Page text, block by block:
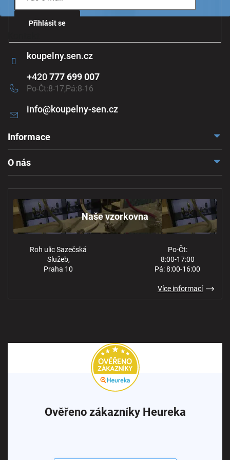
p
u
Kontakt
info@koupelny-sen.cz
+420777 699 007
Po-Čt:8-17,Pá:8-16
koupelny.sen.cz
Informace
Ochrana osobních údajů
O nás
Naše vzorkovna
Roh ulic Sazečská
Služeb,
Praha 10
Po-Čt:
8:00-17:00
Pá: 8:00-16:00
Více informací
Přihlásit se
Ověřeno zákazníky Heureka